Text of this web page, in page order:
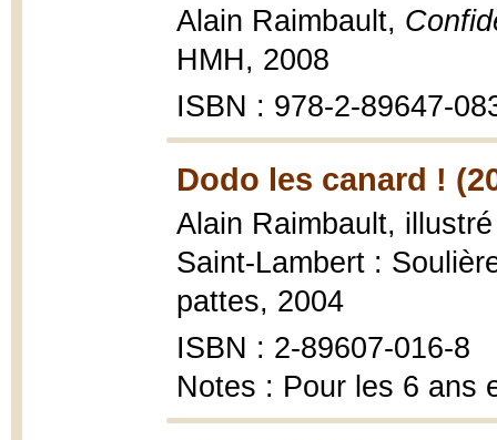
Alain Raimbault,
HMH, 2008
ISBN : 978-2-89647-
Dodo les canard !
Alain Raimbault,
Saint-Lambert :
pattes, 2004
ISBN : 2-89607-016-8
Notes : Pour les 6 ans